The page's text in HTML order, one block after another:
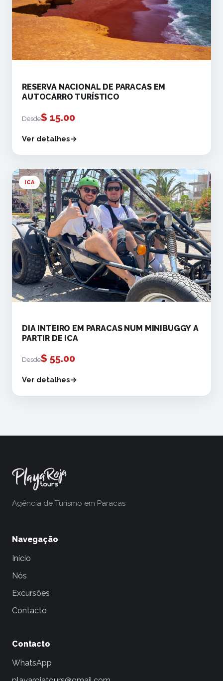
RESERVA NACIONAL DE PARACAS EM
AUTOCARRO TURÍSTICO
Desde$ 15.00
Ver detalhes
ICA
DIA INTEIRO EM PARACAS NUM MINIBUGGY A
PARTIR DE ICA
Desde$ 55.00
Ver detalhes
Agência de Turismo em Paracas
Navegação
Início
Nós
Excursões
Contacto
Contacto
WhatsApp